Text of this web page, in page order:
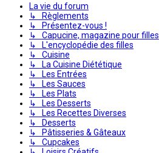
La vie du forum
↳ Règlements
↳ Présentez-vous !
↳ Capucine, magazine pour filles
↳ L'encyclopédie des filles
↳ Cuisine
↳ La Cuisine Diététique
↳ Les Entrées
↳ Les Sauces
↳ Les Plats
↳ Les Desserts
↳ Les Recettes Diverses
↳ Desserts
↳ Pâtisseries & Gâteaux
↳ Cupcakes